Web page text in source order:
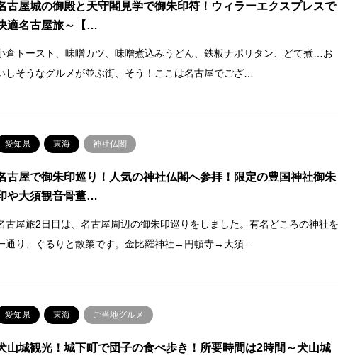
古屋城の御殿と天守閣見学で御朱印符！ウィラーエクスプレスで
適名古屋旅～【…
倉トースト、味噌カツ、味噌煮込みうどん、鉄板ナポリタン、どて煮…お
しそうなグルメが並ぶ街、そう！ここは名古屋でござ…
愛知県 東海 神社仏閣
古屋で御朱印巡り！人気の神社仏閣へ参拝！限定の豊国神社御朱
や大須観音骨董…
古屋旅2日目は、名古屋周辺の御朱印巡りをしました。有名どころの神社
通り、ぐるりと散策です。金比羅神社→円頓寺→大須…
愛知県 東海 ご当地グルメ
山城観光！城下町で団子の食べ歩き！所要時間は2時間～犬山城